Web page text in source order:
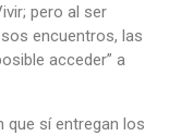
pero al ser
encuentros, las
acceder” a
que sí entregan los